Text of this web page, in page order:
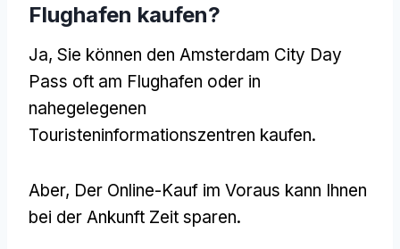
Flughafen kaufen?
Ja, Sie können den Amsterdam City Day
Pass oft am Flughafen oder in
nahegelegenen
Touristeninformationszentren kaufen.
Aber, Der Online-Kauf im Voraus kann Ihnen
bei der Ankunft Zeit sparen.